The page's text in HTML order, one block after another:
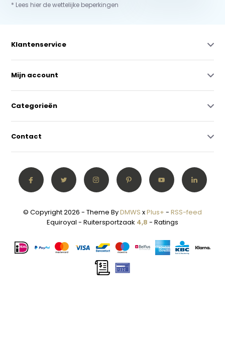
* Lees hier de wettelijke beperkingen
Klantenservice
Mijn account
Categorieën
Contact
© Copyright 2026 - Theme ByDMWS xPlus+ - RSS-feed
Equiroyal - Ruitersportzaak 4,8 - Ratings